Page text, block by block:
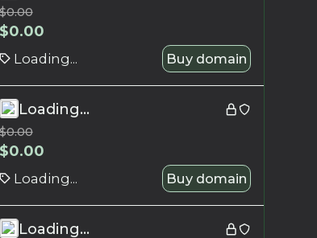
0.00
$0.00
Loading... Buy domain
Loading...
0.00
$0.00
Loading... Buy domain
Loading...